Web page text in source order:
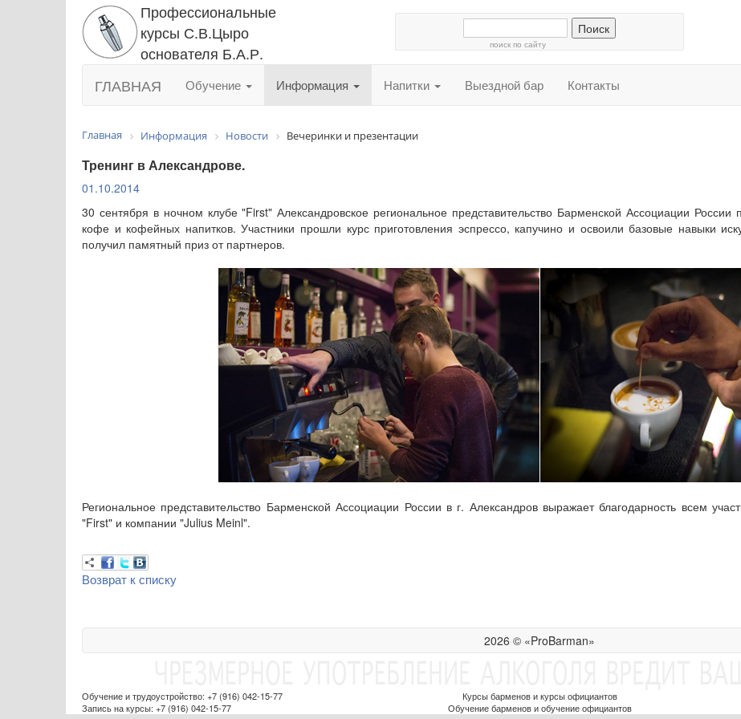
Профессиональные
курсы С.В.Цыро
основателя Б.А.Р.
поиск по сайту
ГЛАВНАЯ Обучение Информация Напитки Выездной бар Контакты
Главная Информация Новости Вечеринки и презентации
Тренинг в Александрове.
01.10.2014
30 сентября в ночном клубе "First" Александровское региональное представительство Барменской Ассоциации
кофе и кофейных напитков. Участники прошли курс приготовления эспрессо, капучино и освоили базовые навыки
получил памятный приз от партнеров.
Региональное представительство Барменской Ассоциации России в г. Александров выражает благодарность всем
"First" и компании "Julius Meinl".
Возврат к списку
2026 © «ProBarman»
Обучение и трудоустройство: +7 (916) 042-15-77
Запись на курсы: +7 (916) 042-15-77
Курсы барменов и курсы официантов
Обучение барменов и обучение официантов